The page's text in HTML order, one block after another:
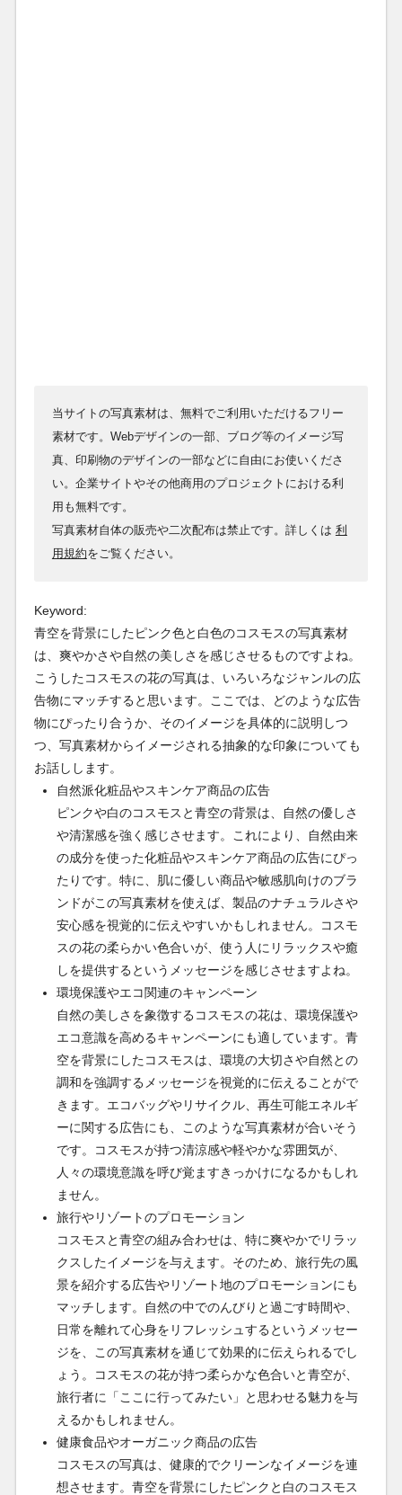
当サイトの写真素材は、無料でご利用いただけるフリー
素材です。Webデザインの一部、ブログ等のイメージ写
真、印刷物のデザインの一部などに自由にお使いくださ
い。企業サイトやその他商用のプロジェクトにおける利
用も無料です。
写真素材自体の販売や二次配布は禁止です。詳しくは 利
用規約をご覧ください。
Keyword:
青空を背景にしたピンク色と白色のコスモスの写真素材
は、爽やかさや自然の美しさを感じさせるものですよね。
こうしたコスモスの花の写真は、いろいろなジャンルの広
告物にマッチすると思います。ここでは、どのような広告
物にぴったり合うか、そのイメージを具体的に説明しつ
つ、写真素材からイメージされる抽象的な印象についても
お話しします。
自然派化粧品やスキンケア商品の広告
ピンクや白のコスモスと青空の背景は、自然の優しさ
や清潔感を強く感じさせます。これにより、自然由来
の成分を使った化粧品やスキンケア商品の広告にぴっ
たりです。特に、肌に優しい商品や敏感肌向けのブラ
ンドがこの写真素材を使えば、製品のナチュラルさや
安心感を視覚的に伝えやすいかもしれません。コスモ
スの花の柔らかい色合いが、使う人にリラックスや癒
しを提供するというメッセージを感じさせますよね。
環境保護やエコ関連のキャンペーン
自然の美しさを象徴するコスモスの花は、環境保護や
エコ意識を高めるキャンペーンにも適しています。青
空を背景にしたコスモスは、環境の大切さや自然との
調和を強調するメッセージを視覚的に伝えることがで
きます。エコバッグやリサイクル、再生可能エネルギ
ーに関する広告にも、このような写真素材が合いそう
です。コスモスが持つ清涼感や軽やかな雰囲気が、
人々の環境意識を呼び覚ますきっかけになるかもしれ
ません。
旅行やリゾートのプロモーション
コスモスと青空の組み合わせは、特に爽やかでリラッ
クスしたイメージを与えます。そのため、旅行先の風
景を紹介する広告やリゾート地のプロモーションにも
マッチします。自然の中でのんびりと過ごす時間や、
日常を離れて心身をリフレッシュするというメッセー
ジを、この写真素材を通じて効果的に伝えられるでし
ょう。コスモスの花が持つ柔らかな色合いと青空が、
旅行者に「ここに行ってみたい」と思わせる魅力を与
えるかもしれません。
健康食品やオーガニック商品の広告
コスモスの写真は、健康的でクリーンなイメージを連
想させます。青空を背景にしたピンクと白のコスモス